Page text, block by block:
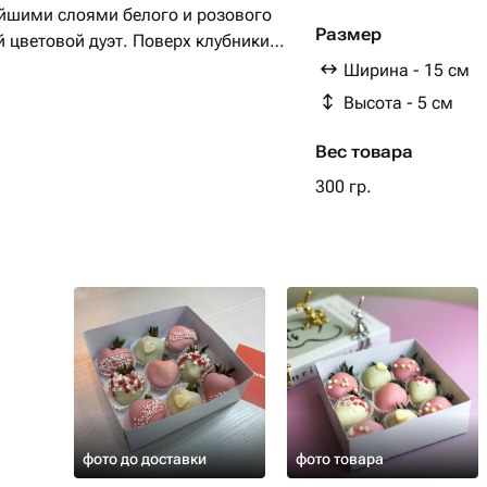
Размер
Ширина - 15 см
Высота - 5 см
Вес товара
300 гр.
слоями белого и розового
дуэт. Поверх клубники
фото до доставки фото товара